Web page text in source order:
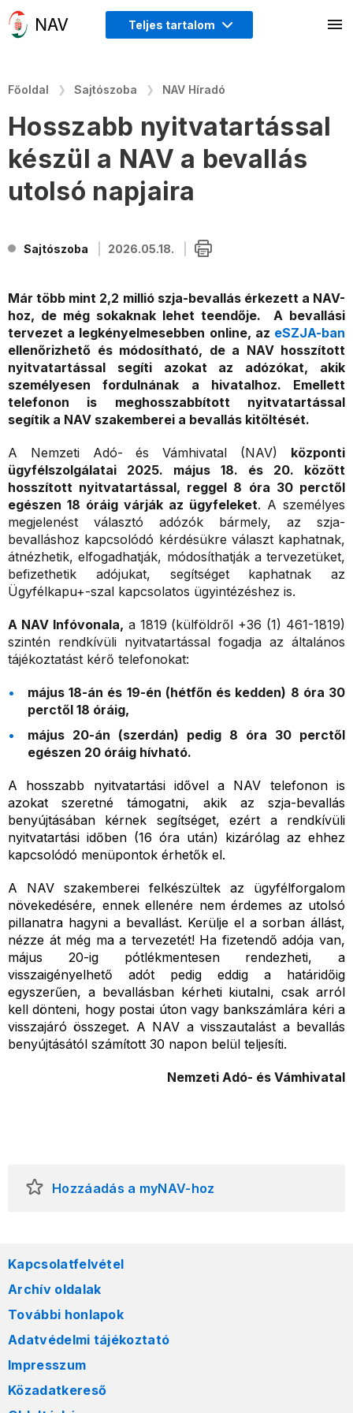
Teljes tartalom
Főoldal Sajtószoba NAV Híradó
Hosszabb nyitvatartással
készül a NAV a bevallás
utolsó napjaira
Sajtószoba 2026.05.18.
Már több mint 2,2 millió szja-bevallás érkezett a NAV-
hoz, de még sokaknak lehet teendője. A bevallási
tervezet a legkényelmesebben online, az eSZJA-ban
ellenőrizhető és módosítható, de a NAV hosszított
nyitvatartással segíti azokat az adózókat, akik
személyesen fordulnának a hivatalhoz. Emellett
telefonon is meghosszabbított nyitvatartással
segítik a NAV szakemberei a bevallás kitöltését.
A Nemzeti Adó- és Vámhivatal (NAV) központi
ügyfélszolgálatai 2025. május 18. és 20. között
hosszított nyitvatartással, reggel 8 óra 30 perctől
egészen 18 óráig várják az ügyfeleket. A személyes
megjelenést választó adózók bármely, az szja-
bevalláshoz kapcsolódó kérdésükre választ kaphatnak,
átnézhetik, elfogadhatják, módosíthatják a tervezetüket,
befizethetik adójukat, segítséget kaphatnak az
Ügyfélkapu+-szal kapcsolatos ügyintézéshez is.
A NAV Infóvonala, a 1819 (külföldről +36 (1) 461-1819)
szintén rendkívüli nyitvatartással fogadja az általános
tájékoztatást kérő telefonokat:
május 18-án és 19-én (hétfőn és kedden) 8 óra 30
perctől 18 óráig,
május 20-án (szerdán) pedig 8 óra 30 perctől
egészen 20 óráig hívható.
A hosszabb nyitvatartási idővel a NAV telefonon is
azokat szeretné támogatni, akik az szja-bevallás
benyújtásában kérnek segítséget, ezért a rendkívüli
nyitvatartási időben (16 óra után) kizárólag az ehhez
kapcsolódó menüpontok érhetők el.
A NAV szakemberei felkészültek az ügyfélforgalom
növekedésére, ennek ellenére nem érdemes az utolsó
pillanatra hagyni a bevallást. Kerülje el a sorban állást,
nézze át még ma a tervezetét! Ha fizetendő adója van,
május 20-ig pótlékmentesen rendezheti, a
visszaigényelhető adót pedig eddig a határidőig
egyszerűen, a bevallásban kérheti kiutalni, csak arról
kell dönteni, hogy postai úton vagy bankszámlára kéri a
visszajáró összeget. A NAV a visszautalást a bevallás
benyújtásától számított 30 napon belül teljesíti.
Nemzeti Adó- és Vámhivatal
Hozzáadás a myNAV-hoz
Kapcsolatfelvétel
Archív oldalak
További honlapok
Adatvédelmi tájékoztató
Impresszum
Közadatkereső